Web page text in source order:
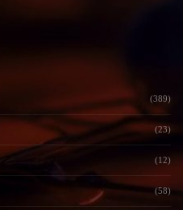
(389)
(23)
(12)
(58)